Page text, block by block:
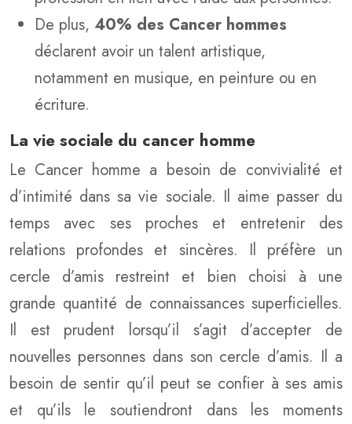
De plus, 40% des Cancer hommes
déclarent avoir un talent artistique,
notamment en musique, en peinture ou en
écriture.
La vie sociale du cancer homme
Le Cancer homme a besoin de convivialité et
d’intimité dans sa vie sociale. Il aime passer du
temps avec ses proches et entretenir des
relations profondes et sincères. Il préfère un
cercle d’amis restreint et bien choisi à une
grande quantité de connaissances superficielles.
Il est prudent lorsqu’il s’agit d’accepter de
nouvelles personnes dans son cercle d’amis. Il a
besoin de sentir qu’il peut se confier à ses amis
et qu’ils le soutiendront dans les moments